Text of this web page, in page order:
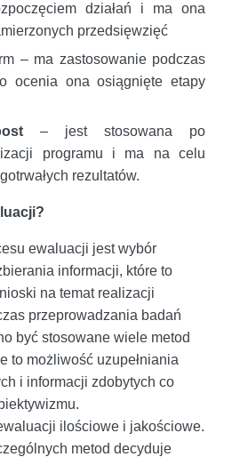
działań i ma ona
przedsięwzięć
– ma zastosowanie podczas
ocenia ona osiągnięte etapy
– jest stosowana po
programu i ma na celu
rezultatów.
ewaluacji jest wybór
informacji, które to
na temat realizacji
przeprowadzania badań
być stosowane wiele metod
to możliwość uzupełniania
i informacji zdobytych co
ilościowe i jakościowe.
metod decyduje